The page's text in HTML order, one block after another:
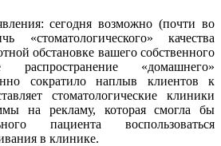
сегодня возможно (почти во
«стоматологического» качества
обстановке вашего собственного
распространение «домашнего»
сократило наплыв клиентов к
стоматологические клиники
на рекламу, которая смогла бы
пациента воспользоваться
в клинике.